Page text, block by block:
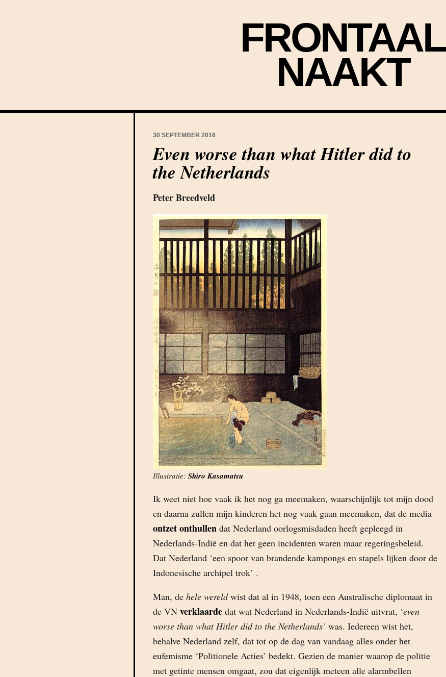
FRONTAAL
NAAKT
30 SEPTEMBER 2016
Even worse than what Hitler did to
the Netherlands
Peter Breedveld
Illustratie: Shiro Kasamatsu
Ik weet niet hoe vaak ik het nog ga meemaken, waarschijnlijk tot mijn dood
en daarna zullen mijn kinderen het nog vaak gaan meemaken, dat de media
ontzet onthullen dat Nederland oorlogsmisdaden heeft gepleegd in
Nederlands-Indië en dat het geen incidenten waren maar regeringsbeleid.
Dat Nederland ‘een spoor van brandende kampongs en stapels lijken door de
Indonesische archipel trok’ .
Man, de hele wereldwist dat al in 1948, toen een Australische diplomaat in
de VN verklaarde dat wat Nederland in Nederlands-Indië uitvrat, ‘even
worse than what Hitler did to the Netherlands’ was. Iedereen wist het,
behalve Nederland zelf, dat tot op de dag van vandaag alles onder het
eufemisme ‘Politionele Acties’ bedekt. Gezien de manier waarop de politie
met getinte mensen omgaat, zou dat eigenlijk meteen alle alarmbellen